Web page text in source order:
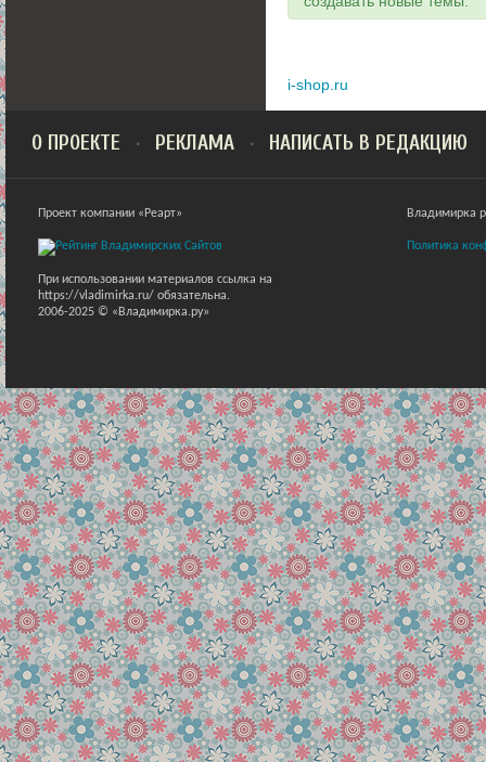
i-shop.ru
О ПРОЕКТЕ РЕКЛАМА НАПИСАТЬ В РЕДАКЦИЮ
Проект компании «Реарт»
При использовании материалов ссылка на
https://vladimirka.ru/ обязательна.
2006-2025 © «Владимирка.ру»
Владимирка
Политика